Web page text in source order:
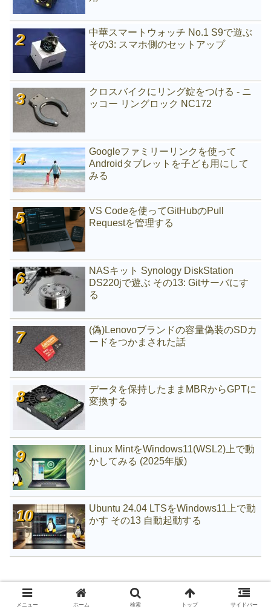
中華スマートウォッチ No.1 S9で遊ぶ
その3: スマホ側のセットアップ
クロスバイクにリング錠をつける - ニ
ッコー リングロック NC172
Googleファミリーリンクを使って
Androidタブレットを子ども用にして
みる
VS Codeを使ってGitHubのPull
Requestを管理する
NASキット Synology DiskStation
DS220jで遊ぶ その13: Gitサーバにす
る
(偽)Lenovoブランドの容量偽装のSDカ
ードをつかまされた話
データを保持したままMBRからGPTに
変換する
Linux MintをWindows11(WSL2)上で動
かしてみる (2025年版)
Ubuntu 24.04 LTSをWindows11上で動
かす その13 自動起動する
メニュー ホーム 検索 トップ サイドバー